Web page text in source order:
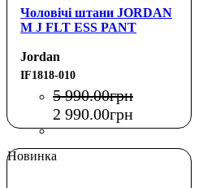
Чоловічі штани JORDAN
M J FLT ESS PANT
Jordan
IF1818-010
5 990.00грн
2 990.00грн
Новинка